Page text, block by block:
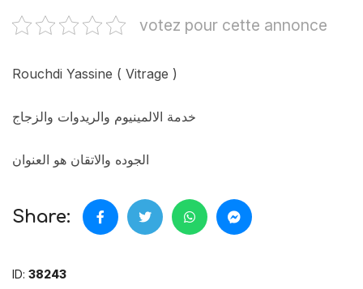
votez pour cette annonce
Rouchdi Yassine ( Vitrage )
خدمة الالمينيوم والريدوات والزجاج
الجوده والاتقان هو العنوان
Share:
ID: 38243